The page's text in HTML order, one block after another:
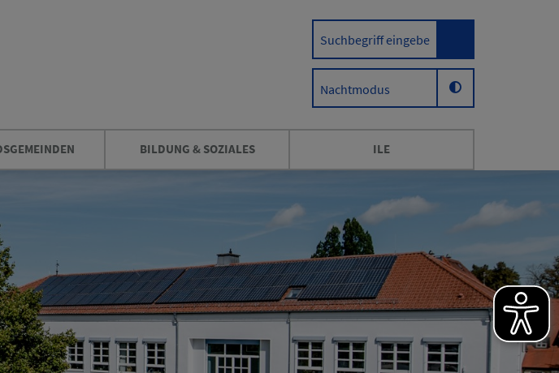
BILDUNG & SOZIALES ILE
Nachtmodus